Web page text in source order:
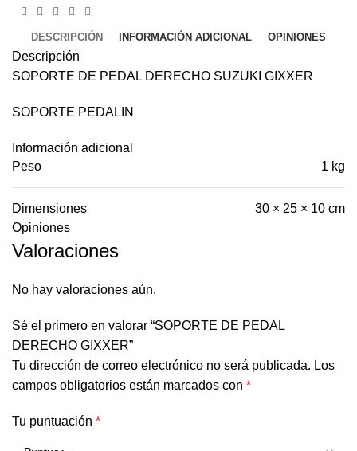
DESCRIPCIÓN INFORMACIÓN ADICIONAL OPINIONES
Descripción
SOPORTE DE PEDAL DERECHO SUZUKI GIXXER
SOPORTE PEDALIN
Información adicional
Peso
1 kg
Dimensiones
30 × 25 × 10 cm
Opiniones
Valoraciones
No hay valoraciones aún.
Sé el primero en valorar “SOPORTE DE PEDAL
DERECHO GIXXER”
Tu dirección de correo electrónico no será publicada. Los
campos obligatorios están marcados con *
Tu puntuación *